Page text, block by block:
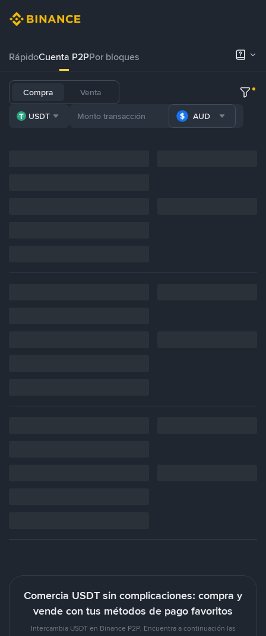
RápidoCuenta P2PPor bloques
Compra Venta
USDT AUD
Comercia USDT sin complicaciones: compra y
vende con tus métodos de pago favoritos
Intercambia USDT en Binance P2P. Encuentra a continuación las